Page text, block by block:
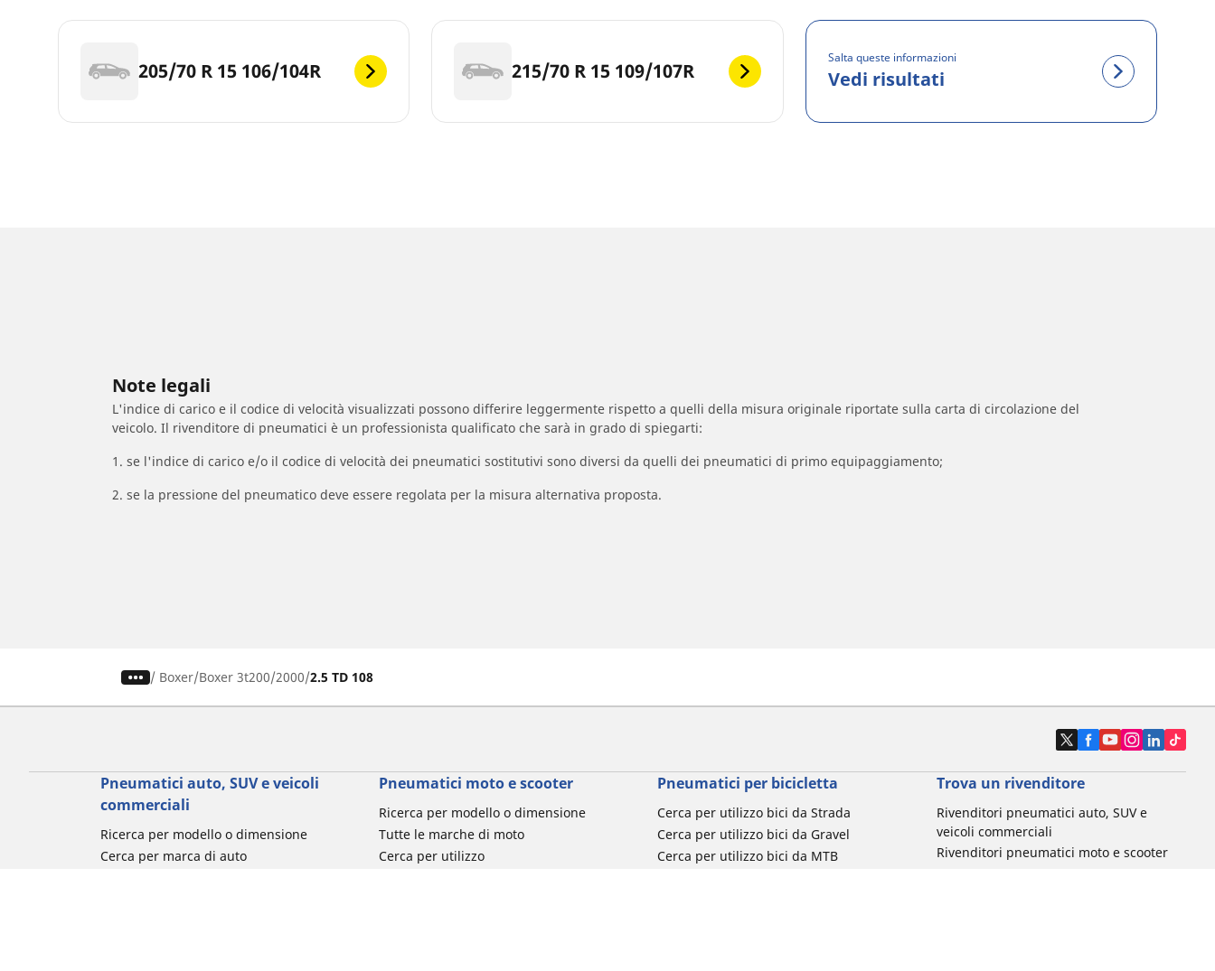
205/70 R 15 106/104R 215/70 R 15 109/107R
Salta queste informazioni
Vedi risultati
Note legali
L'indice di carico e il codice di velocità visualizzati possono differire leggermente rispetto a quelli della misura originale riportate sulla carta di circolazione del
veicolo. Il rivenditore di pneumatici è un professionista qualificato che sarà in grado di spiegarti:
1. se l'indice di carico e/o il codice di velocità dei pneumatici sostitutivi sono diversi da quelli dei pneumatici di primo equipaggiamento;
2. se la pressione del pneumatico deve essere regolata per la misura alternativa proposta.
/ Boxer Boxer 3t200 2000 2.5 TD 108
Pneumatici auto, SUV e veicoli
commerciali
Ricerca per modello o dimensione
Cerca per marca di auto
Pneumatici moto e scooter
Ricerca per modello o dimensione
Tutte le marche di moto
Cerca per utilizzo
Pneumatici per bicicletta
Cerca per utilizzo bici da Strada
Cerca per utilizzo bici da Gravel
Cerca per utilizzo bici da MTB
Trova un rivenditore
Rivenditori pneumatici auto, SUV e
veicoli commerciali
Rivenditori pneumatici moto e scooter